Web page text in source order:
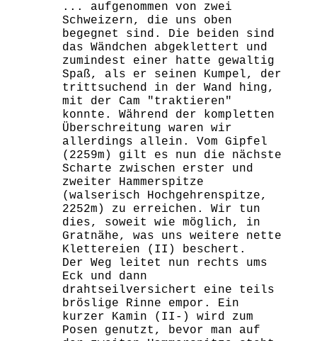
... aufgenommen von zwei
Schweizern, die uns oben
begegnet sind. Die beiden sind
das Wändchen abgeklettert und
zumindest einer hatte gewaltig
Spaß, als er seinen Kumpel, der
trittsuchend in der Wand hing,
mit der Cam "traktieren"
konnte. Während der kompletten
Überschreitung waren wir
allerdings allein. Vom Gipfel
(2259m) gilt es nun die nächste
Scharte zwischen erster und
zweiter Hammerspitze
(walserisch Hochgehrenspitze,
2252m) zu erreichen. Wir tun
dies, soweit wie möglich, in
Gratnähe, was uns weitere nette
Klettereien (II) beschert.
Der Weg leitet nun rechts ums
Eck und dann
drahtseilversichert eine teils
bröslige Rinne empor. Ein
kurzer Kamin (II-) wird zum
Posen genutzt, bevor man auf